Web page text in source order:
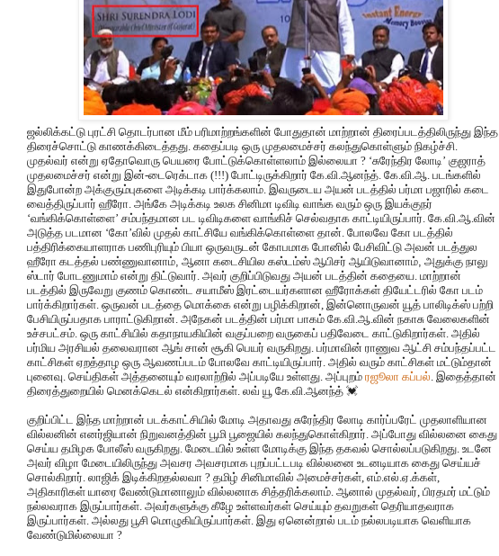
ஜல்லிக்கட்டு புரட்சி தொடர்பான மீம் பரிமாற்றங்களின் போதுதான் மாற்றான் திரைப்படத்திலிருந்து இந்த
திரைச்சொட்டு காணக்கிடைத்தது. கதைப்படி ஒரு முதலமைச்சர் கலந்துகொள்ளும் நிகழ்ச்சி.
முதல்வர் என்று ஏதோவொரு பெயரை போட்டுக்கொள்ளலாம் இல்லையா ? ‘சுரேந்திர லோடி’ குஜராத்
முதலமைச்சர் என்று இன்-டைரெக்டாக (!!!) போட்டிருக்கிறார் கே.வி.ஆனந்த். கே.வி.ஆ. படங்களில்
இதுபோன்ற அக்குரும்புகளை அடிக்கடி பார்க்கலாம். இவருடைய அயன் படத்தில் பர்மா பஜாரில் கடை
வைத்திருப்பார் ஹீரோ. அங்கே அடிக்கடி உலக சினிமா டிவிடி வாங்க வரும் ஒரு இயக்குநர்
‘வங்கிக்கொள்ளை’ சம்பந்தமான பட டிவிடிகளை வாங்கிச் செல்வதாக காட்டியிருப்பார். கே.வி.ஆ.வின்
அடுத்த படமான ‘கோ’வில் முதல் காட்சியே வங்கிக்கொள்ளை தான். போலவே கோ படத்தில்
பத்திரிக்கையாளராக பணிபுரியும் பியா ஒருவருடன் கோபமாக போனில் பேசிவிட்டு அவன் படத்துல
ஹீரோ கடத்தல் பண்ணுவானாம், ஆனா கடைசியில கஸ்டம்ஸ் ஆபிசர் ஆயிடுவானாம், அதுக்கு நாலு
ஸ்டார் போடணுமாம் என்று திட்டுவார். அவர் குறிப்பிடுவது அயன் படத்தின் கதையை. மாற்றான்
படத்தில் இருவேறு குணம் கொண்ட சயாமீஸ் இரட்டையர்களான ஹீரோக்கள் தியேட்டரில் கோ படம்
பார்க்கிறார்கள். ஒருவன் படத்தை மொக்கை என்று பழிக்கிறான், இன்னொருவன் யூத் பாலிடிக்ஸ் பற்றி
பேசியிருப்பதாக பாராட்டுகிறான். அநேகன் படத்தின் பர்மா பாகம் கே.வி.ஆ.வின் நகாசு வேலைகளின்
உச்சபட்சம். ஒரு காட்சியில் கதாநாயகியின் வகுப்பறை வருகைப் பதிவேடை காட்டுகிறார்கள். அதில்
பர்மிய அரசியல் தலைவரான ஆங் சான் சூகி பெயர் வருகிறது. பர்மாவின் ராணுவ ஆட்சி சம்பந்தப்பட்ட
காட்சிகள் ஏறத்தாழ ஒரு ஆவணப்படம் போலவே காட்டியிருப்பார். அதில் வரும் காட்சிகள் மட்டும்தான்
புனைவு. செய்திகள் அத்தனையும் வரலாற்றில் அப்படியே உள்ளது. அப்புறம் ரஜூலா கப்பல். இதைத்தான்
திரைத்துறையில் மெனக்கெடல் என்கிறார்கள். லவ் யூ கே.வி.ஆனந்த் 💓
குறிப்பிட்ட இந்த மாற்றான் படக்காட்சியில் மோடி அதாவது சுரேந்திர லோடி கார்ப்பரேட் முதலாளியான
வில்லனின் எனர்ஜியான் நிறுவனத்தின் பூமி பூஜையில் கலந்துகொள்கிறார். அப்போது வில்லனை கைது
செய்ய தமிழக போலீஸ் வருகிறது. மேடையில் உள்ள மோடிக்கு இந்த தகவல் சொல்லப்படுகிறது. உடனே
அவர் விழா மேடையிலிருந்து அவசர அவசரமாக புறப்பட்டபடி வில்லனை உடனடியாக கைது செய்யச்
சொல்கிறார். லாஜிக் இடிக்கிறதல்லவா ? தமிழ் சினிமாவில் அமைச்சர்கள், எம்.எல்.ஏ.க்கள்,
அதிகாரிகள் யாரை வேண்டுமானாலும் வில்லனாக சித்தரிக்கலாம். ஆனால் முதல்வர், பிரதமர் மட்டும்
நல்லவராக இருப்பார்கள். அவர்களுக்கு கீழே உள்ளவர்கள் செய்யும் தவறுகள் தெரியாதவராக
இருப்பார்கள். அல்லது பூசி மொழுகியிருப்பார்கள். இது ஏனென்றால் படம் நல்லபடியாக வெளியாக
வேண்டுமில்லையா ?